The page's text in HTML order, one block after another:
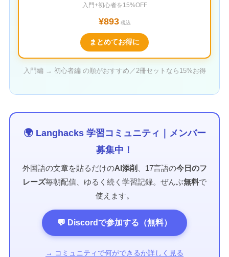
入門+初心者を15%OFF
¥893税込
まとめてお得に
入門編 → 初心者編 の順がおすすめ／2冊セットなら15%お得
🌍 Langhacks 学習コミュニティ｜メンバー
募集中！
外国語の文章を貼るだけのAI添削 、17言語の今日のフ
レーズ毎朝配信、ゆるく続く学習記録。ぜんぶ無料で
使えます。
💬 Discordで参加する（無料）
→ コミュニティで何ができるか詳しく見る